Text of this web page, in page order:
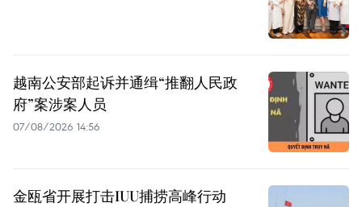
越南公安部起诉并通缉“推翻人民政
府”案涉案人员
07/08/2026 14:56
金瓯省开展打击IUU捕捞高峰行动